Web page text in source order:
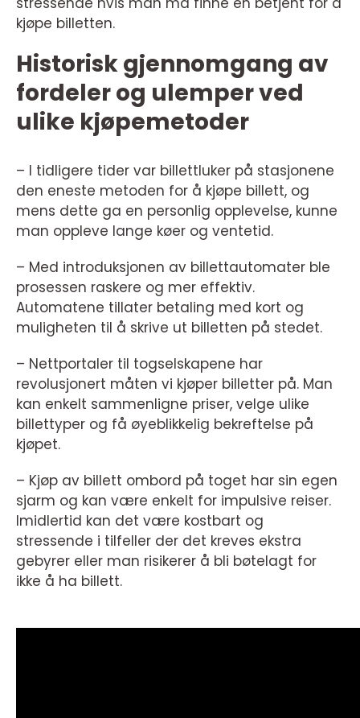
kjøpe billetten.
Historisk gjennomgang av
fordeler og ulemper ved
ulike kjøpemetoder
– I tidligere tider var billettluker på stasjonene
den eneste metoden for å kjøpe billett, og
mens dette ga en personlig opplevelse, kunne
man oppleve lange køer og ventetid.
– Med introduksjonen av billettautomater ble
prosessen raskere og mer effektiv.
Automatene tillater betaling med kort og
muligheten til å skrive ut billetten på stedet.
– Nettportaler til togselskapene har
revolusjonert måten vi kjøper billetter på. Man
kan enkelt sammenligne priser, velge ulike
billettyper og få øyeblikkelig bekreftelse på
kjøpet.
– Kjøp av billett ombord på toget har sin egen
sjarm og kan være enkelt for impulsive reiser.
Imidlertid kan det være kostbart og
stressende i tilfeller der det kreves ekstra
gebyrer eller man risikerer å bli bøtelagt for
ikke å ha billett.